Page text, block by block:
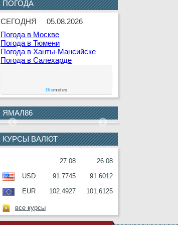
8 АВГУСТА К.В.Белкин
9 АВГУСТА Г.Г.Кашлева
10
АВГУСТА
В.Ф.Гаращенко
10
В.И.Соболев
АВГУСТА
Е.О.Дремов
11
АВГУСТА
П.Н.Завальный
12
АВГУСТА
Г.С.Букринская
О.М.Серафин
АВГУСТА
13
АВГУСТА
А.П.Анисимов
ПОГОДА
СЕГОДНЯ
05.08.2026
Погода в Москве
Погода в Тюмени
Погода в Ханты-Мансийске
Погода в Салехарде
Gismeteo
ЯМАЛ86
КУРСЫ ВАЛЮТ
27.08 26.08
USD 91.7745 91.6012
EUR 102.4927 101.6125
все курсы